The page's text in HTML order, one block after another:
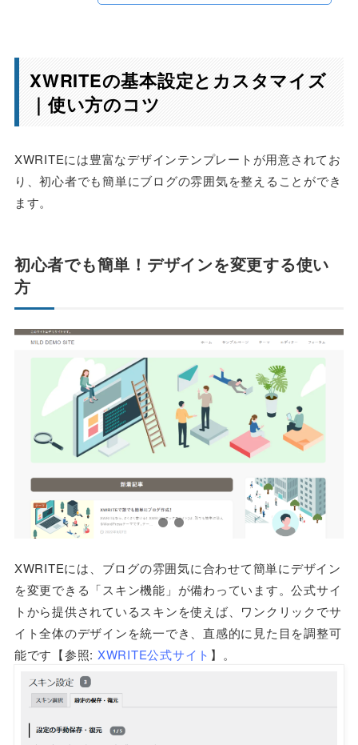
XWRITEの基本設定とカスタマイズ
｜使い方のコツ
XWRITEには豊富なデザインテンプレートが用意されてお
り、初心者でも簡単にブログの雰囲気を整えることができ
ます。
初心者でも簡単！デザインを変更する使い
方
XWRITEには、ブログの雰囲気に合わせて簡単にデザイン
を変更できる「スキン機能」が備わっています。公式サイ
トから提供されているスキンを使えば、ワンクリックでサ
イト全体のデザインを統一でき、直感的に見た目を調整可
能です【参照: XWRITE公式サイト 】。